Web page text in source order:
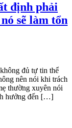
định phải
sẽ làm tổn
đủ tự tin thể
nên nói khi trách
thường xuyên nói
hưởng đến […]